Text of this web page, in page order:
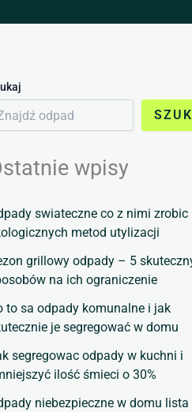
wpisy
swiateczne co z nimi zrobic
metod utylizacji
grillowy odpady – 5
na ich ograniczenie
to sa odpady komunalne i jak
je segregować w domu
segregowac odpady w kuchni i
ilość śmieci o 30%
niebezpieczne w domu lista